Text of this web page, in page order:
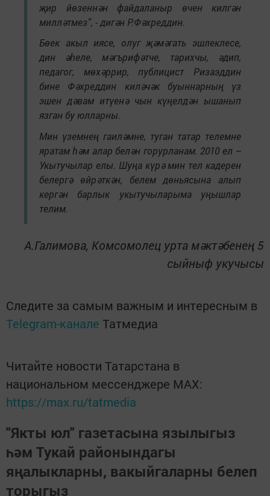
җир йөзеннән файдаланыр өчен килгән
милләтмез”, - дигән Р.Фәхреддин.
Бөек акыл иясе, олуг җәмәгать эшлеклесе,
дин әһеле, мәгърифәтче, тарихчы, әдип,
педагог, мөхәррир, публицист Ризаэддин
бине Фәхреддин киләчәк буыннарның үз
эшен дәвам итүенә чын күңелдән ышанып
язган бу юлларны.
Мин үземнең гаиләмне, туган татар телемне
яратам һәм алар белән горурланам. 2010 ел –
Укытучылар елы. Шуңа күрә мин тел кадерен
белергә өйрәткән, белем дөньясына алып
кергән барлык укытучыларыма уңышлар
телим.
А.Галимова, Комсомолец урта мәктәбенең 5
сыйныф укучысы
Следите за самым важным и интересным в
Telegram-канале Татмедиа
Читайте новости Татарстана в
национальном мессенджере MАХ:
https://max.ru/tatmedia
"Якты юл" газетасына язылыгыз
һәм Тукай районындагы
яңалыкларны, вакыйгаларны белеп
торыгыз